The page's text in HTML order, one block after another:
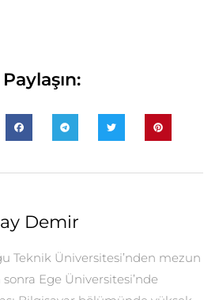
Paylaşın:
Demir
Teknik Üniversitesi’nden mezun
Ege Üniversitesi’nde